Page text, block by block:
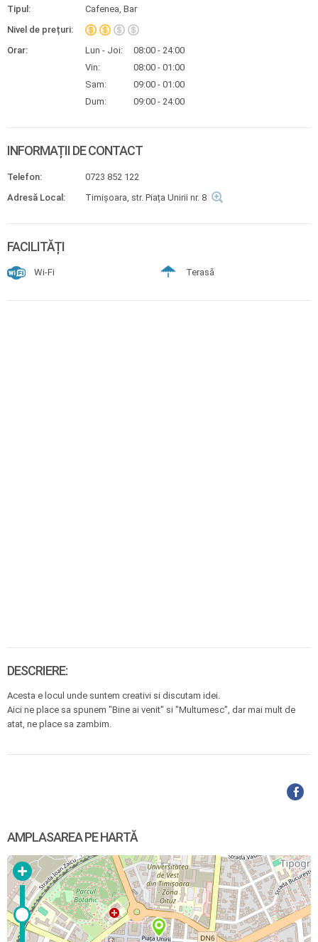
Tipul:
Cafenea, Bar
Nivel de prețuri:
Orar:
Lun - Joi:
08:00 - 24:00
Vin:
08:00 - 01:00
Sam:
09:00 - 01:00
Dum:
09:00 - 24:00
INFORMAȚII DE CONTACT
Telefon:
0723 852 122
Adresă Local:
Timișoara, str. Piața Unirii nr. 8
FACILITĂȚI
Wi-Fi Terasă
DESCRIERE:
Acesta e locul unde suntem creativi si discutam idei.
Aici ne place sa spunem "Bine ai venit" si "Multumesc", dar mai mult de
atat, ne place sa zambim.
AMPLASAREA PE HARTĂ